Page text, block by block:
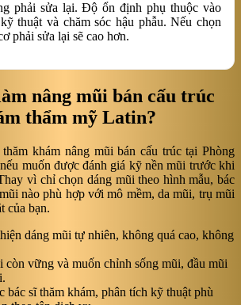
phải sửa lại. Độ ổn định phụ thuộc vào
thuật và chăm sóc hậu phẫu. Nếu chọn
phải sửa lại sẽ cao hơn.
nâng mũi bán cấu trúc
thẩm mỹ Latin?
khám nâng mũi bán cấu trúc tại Phòng
muốn được đánh giá kỹ nền mũi trước khi
vì chỉ chọn dáng mũi theo hình mẫu, bác
nào phù hợp với mô mềm, da mũi, trụ mũi
của bạn.
dáng mũi tự nhiên, không quá cao, không
còn vững và muốn chỉnh sống mũi, đầu mũi
bác sĩ thăm khám, phân tích kỹ thuật phù